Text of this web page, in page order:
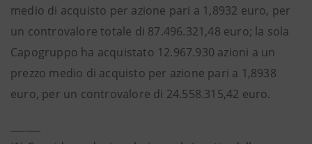
medio di acquisto per azione pari a 1,8932 euro, per
un controvalore totale di 87.496.321,48 euro; la sola
Capogruppo ha acquistato 12.967.930 azioni a un
prezzo medio di acquisto per azione pari a 1,8938
euro, per un controvalore di 24.558.315,42 euro.